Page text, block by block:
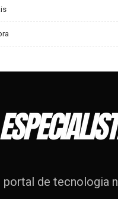
portal de tecnologia